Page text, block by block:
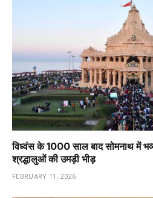
विध्वंस के 1000 साल बाद सोमनाथ में
श्रद्धालुओं की उमड़ी भीड़
FEBRUARY 11, 2026